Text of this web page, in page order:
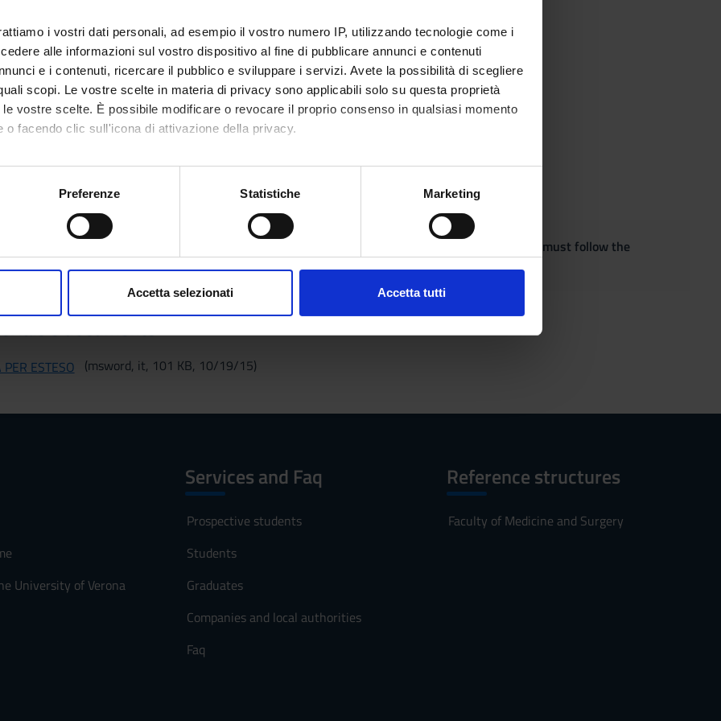
i vostri dati personali, ad esempio il vostro numero IP, utilizzando tecnologie come i
alle informazioni sul vostro dispositivo al fine di pubblicare annunci e contenuti
e i contenuti, ricercare il pubblico e sviluppare i servizi. Avete la possibilità di scegliere
scopi. Le vostre scelte in materia di privacy sono applicabili solo su questa proprietà
vostre scelte. È possibile modificare o revocare il proprio consenso in qualsiasi momento
o facendo clic sull'icona di attivazione della privacy.
anche:
sulla tua posizione geografica, con un'approssimazione di qualche metro,
in qualsiasi momento dalla Dichiarazione sui cookie.
dei loro servizi.
Preferenze Statistiche Marketing
Accetta selezionati Accetta tutti
or specific learning disorders (SLD), who intend to request the adaptation of the exam, must follow the
HERE
e documents
ESTESO (msword, it, 101 KB, 10/19/15)
University of Verona
Services and Faq
Prospective students
Students
Graduates
Companies and local authorities
Faq
Reference structures
Faculty of Medicine and Surgery